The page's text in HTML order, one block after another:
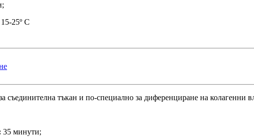
15-25º С
съединителна тъкан и по-специално за диференциране на колагенни
35 минути;